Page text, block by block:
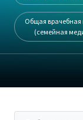
Общая врачебная
(семейная